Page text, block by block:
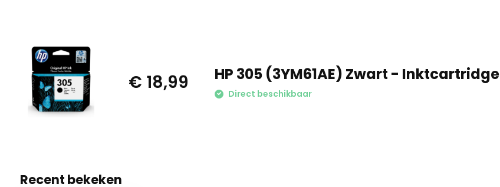
€ 18,99 HP 305 (3YM61AE) Zwart - Inktcartridge
Direct beschikbaar
Recent bekeken